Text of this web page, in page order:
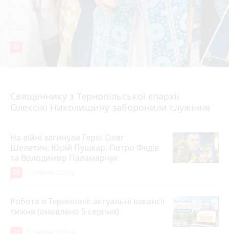
Священнику з Тернопільської єпархії
Олексію Николишину заборонили служіння
На війні загинули Герої Олег
Шелетин, Юрій Пушкар, Петро Федів
та Володимир Паламарчук
Робота в Тернополі: актуальні вакансії
тижня (оновлено 5 серпня)